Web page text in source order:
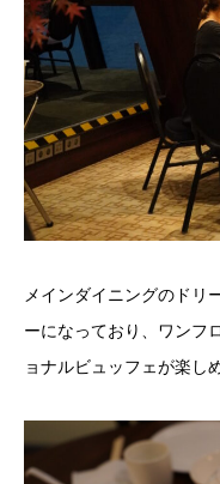
メインダイニングのドリ
ーになっており、ワンフ
ョナルビュッフェが楽し